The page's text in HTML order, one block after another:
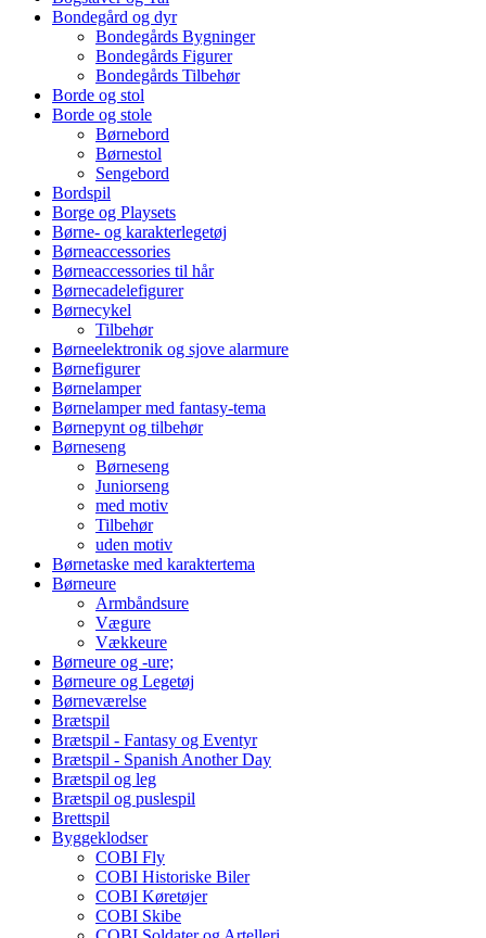
Bondegård og dyr
Bondegårds Bygninger
Bondegårds Figurer
Bondegårds Tilbehør
Borde og stol
Borde og stole
Børnebord
Børnestol
Sengebord
Bordspil
Borge og Playsets
Børne- og karakterlegetøj
Børneaccessories
Børneaccessories til hår
Børnecadelefigurer
Børnecykel
Tilbehør
Børneelektronik og sjove alarmure
Børnefigurer
Børnelamper
Børnelamper med fantasy-tema
Børnepynt og tilbehør
Børneseng
Børneseng
Juniorseng
med motiv
Tilbehør
uden motiv
Børnetaske med karaktertema
Børneure
Armbåndsure
Vægure
Vækkeure
Børneure og -ure;
Børneure og Legetøj
Børneværelse
Brætspil
Brætspil - Fantasy og Eventyr
Brætspil - Spanish Another Day
Brætspil og leg
Brætspil og puslespil
Brettspil
Byggeklodser
COBI Fly
COBI Historiske Biler
COBI Køretøjer
COBI Skibe